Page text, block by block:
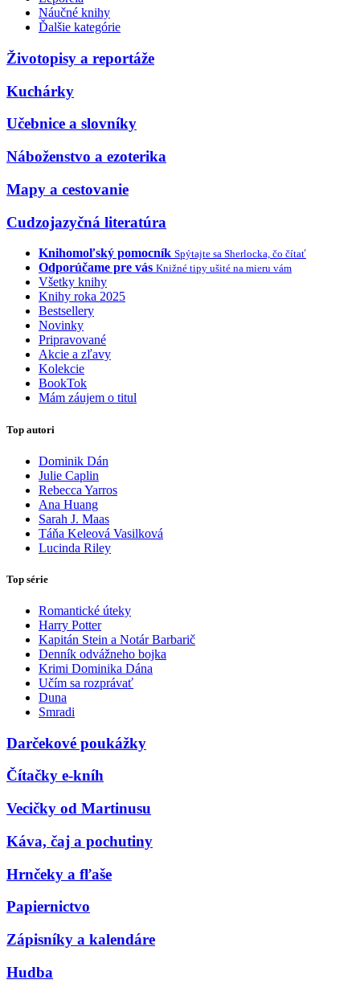
Náučné knihy
Ďalšie kategórie
Životopisy a reportáže
Kuchárky
Učebnice a slovníky
Náboženstvo a ezoterika
Mapy a cestovanie
Cudzojazyčná literatúra
Knihomoľský pomocník Spýtajte sa Sherlocka, čo čítať
Odporúčame pre vás Knižné tipy ušité na mieru vám
Všetky knihy
Knihy roka 2025
Bestsellery
Novinky
Pripravované
Akcie a zľavy
Kolekcie
BookTok
Mám záujem o titul
Top autori
Dominik Dán
Julie Caplin
Rebecca Yarros
Ana Huang
Sarah J. Maas
Táňa Keleová Vasilková
Lucinda Riley
Top série
Romantické úteky
Harry Potter
Kapitán Stein a Notár Barbarič
Denník odvážneho bojka
Krimi Dominika Dána
Učím sa rozprávať
Duna
Smradi
Darčekové poukážky
Čítačky e-kníh
Vecičky od Martinusu
Káva, čaj a pochutiny
Hrnčeky a fľaše
Papiernictvo
Zápisníky a kalendáre
Hudba